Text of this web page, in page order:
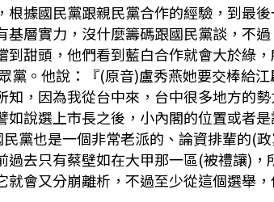
根據國民黨跟親民黨合作的經驗，到最
層實力，沒什麼籌碼跟國民黨談，不
到甜頭，他們看到藍白合作就會大於綠
黨。他說：『(原音)盧秀燕她要交棒給
知，因為我從台中來，台中很多地方的
如說選上市長之後，小內閣的位置或者
民黨也是一個非常老派的、論資排輩的(
過去只有蔡壁如在大甲那一區(被禮讓)
就會又分崩離析，不過至少從這個選舉